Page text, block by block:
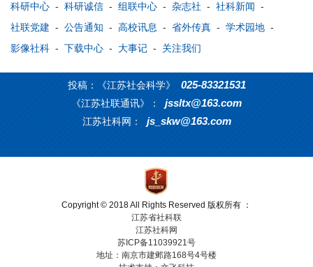
科研中心 - 科研诚信 - 组联中心 - 杂志社 - 社科新闻 -
社联党建 - 公告通知 - 高校讯息 - 省外传真 - 学术园地 -
影像社科 - 下载中心 - 大事记 - 关注我们
投稿：《江苏社会科学》 025-83321531
《江苏社联通讯》： jssltx@163.com
江苏社科网： js_skw@163.com
Copyright © 2018 All Rights Reserved 版权所有 ：
江苏省社科联
江苏社科网
苏ICP备11039921号
地址：南京市建邺路168号4号楼